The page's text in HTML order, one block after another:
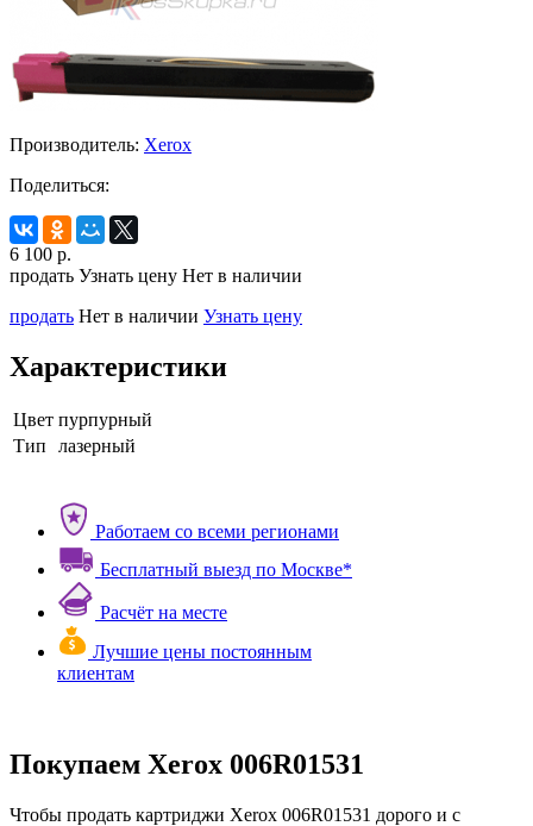
Производитель: Xerox
Поделиться:
6 100 р.
продать Узнать цену Нет в наличии
продать Нет в наличии Узнать цену
Характеристики
Цвет пурпурный
Тип
лазерный
Работаем со всеми регионами
Бесплатный выезд по Москве*
Расчёт на месте
Лучшие цены постоянным
клиентам
Покупаем Xerox 006R01531
Чтобы продать картриджи Xerox 006R01531 дорого и с